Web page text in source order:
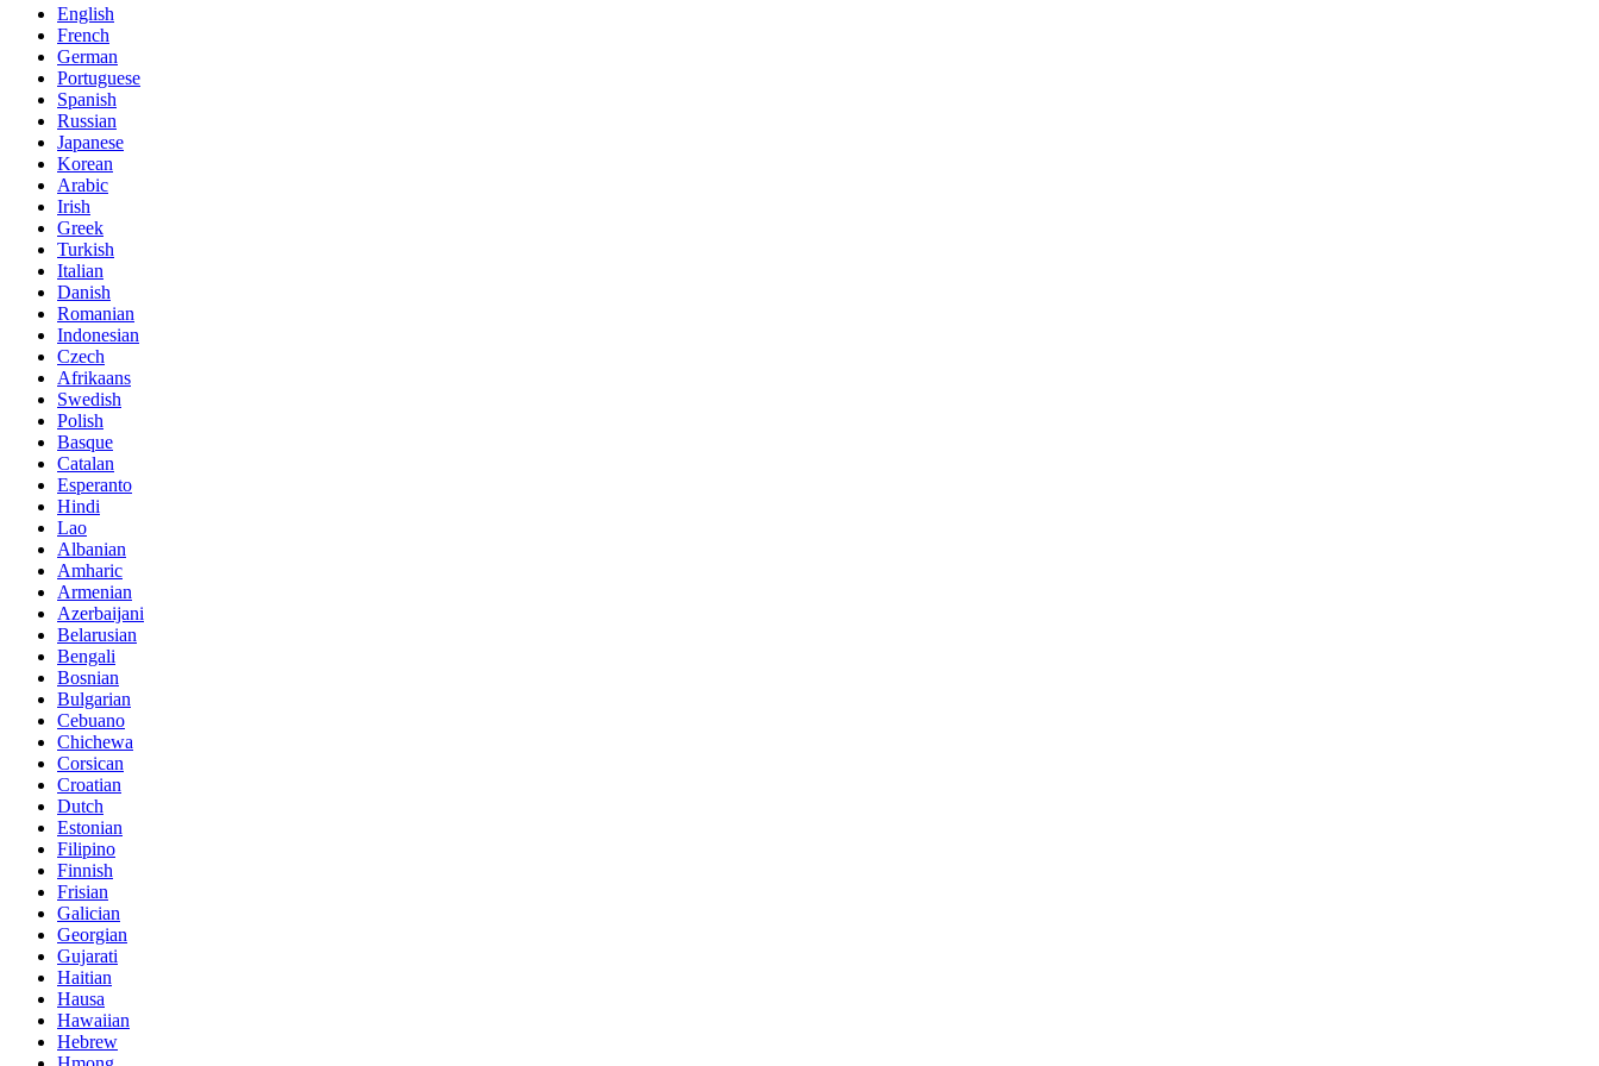
English
French
German
Portuguese
Spanish
Russian
Japanese
Korean
Arabic
Irish
Greek
Turkish
Italian
Danish
Romanian
Indonesian
Czech
Afrikaans
Swedish
Polish
Basque
Catalan
Esperanto
Hindi
Lao
Albanian
Amharic
Armenian
Azerbaijani
Belarusian
Bengali
Bosnian
Bulgarian
Cebuano
Chichewa
Corsican
Croatian
Dutch
Estonian
Filipino
Finnish
Frisian
Galician
Georgian
Gujarati
Haitian
Hausa
Hawaiian
Hebrew